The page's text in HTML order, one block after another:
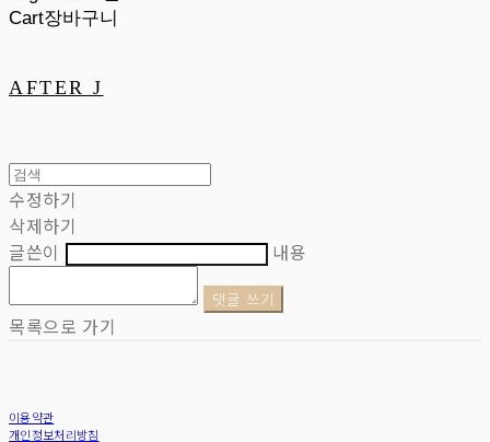
Cart장바구니
AFTER J
수정하기
삭제하기
글쓴이
내용
댓글 쓰기
목록으로 가기
이용약관
개인정보처리방침